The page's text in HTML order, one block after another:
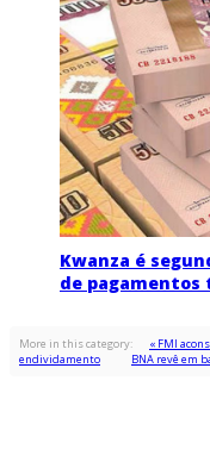
Kwanza é
de pagamentos
More in this category:
« FMI
endividamento
BNA revê em